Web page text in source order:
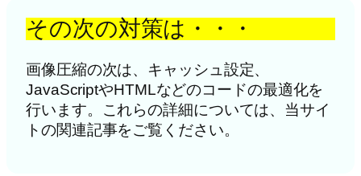
その次の対策は・・・
画像圧縮の次は、キャッシュ設定、
JavaScriptやHTMLなどのコードの最適化を
行います。これらの詳細については、当サイ
トの関連記事をご覧ください。